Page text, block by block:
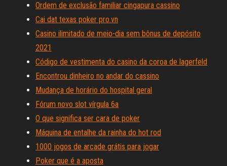
Ordem de exclusão familiar cingapura cassino
Cai dat texas poker pro.vn
Casino ilimitado de meio-dia sem bônus de depósito
2021
Código de vestimenta do casino da coroa de lagerfeld
Encontrou dinheiro no andar do cassino
Mudança de horário do hospital geral
Fórum novo slot vírgula 6a
O que significa ser cara de poker
Máquina de entalhe da rainha do hot rod
1000 jogos de arcade grátis para jogar
Poker que é a aposta